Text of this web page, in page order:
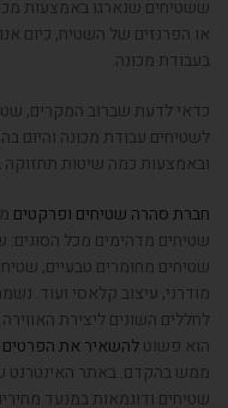
ששטיחים שנארגו באמצעות
או הפרנזים של השטיח, כיום
בעבודת מכונה.
כדאי לדעת שברוב המקרים,
לשטיחים עבודת מכונה והיום
ובאמצעות כמה שיטות תחזוקה
חברת סהרה שטיחים ופרקטים
שטיחים מדהימים מכל הסוגים:
שטיחים מחומרים טבעיים,
מודרני, עיצוב קלאסי ועוד.
לחללים השונים ליצירת
הוא פשוטלהשאיר את
ממש בהקדם. באתר האינטרנט
שטיחים ודוגמאות במנעד